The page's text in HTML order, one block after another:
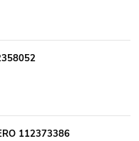
112373386